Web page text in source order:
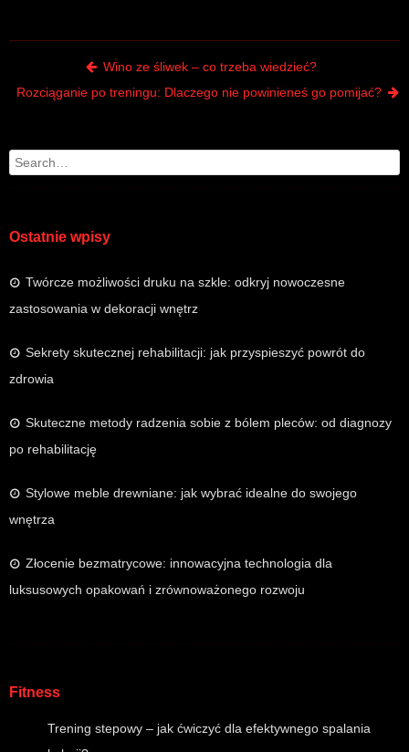
Search
Ostatnie wpisy
Twórcze możliwości druku na szkle: odkryj nowoczesne
zastosowania w dekoracji wnętrz
Sekrety skutecznej rehabilitacji: jak przyspieszyć powrót do
zdrowia
Skuteczne metody radzenia sobie z bólem pleców: od diagnozy
po rehabilitację
Stylowe meble drewniane: jak wybrać idealne do swojego
wnętrza
Złocenie bezmatrycowe: innowacyjna technologia dla
luksusowych opakowań i zrównoważonego rozwoju
Fitness
Trening stepowy – jak ćwiczyć dla efektywnego spalania
Post navigation
Wino ze śliwek – co trzeba wiedzieć?
Rozciąganie po treningu: Dlaczego nie powinieneś go pomijać?